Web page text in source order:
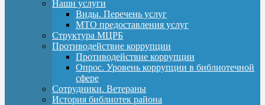
Наши услуги
Виды. Перечень услуг
МТО предоставления услуг
Структура МЦРБ
Противодействие коррупции
Противодействие коррупции
Опрос. Уровень коррупции в библиотечной
сфере
Сотрудники. Ветераны
История библиотек района